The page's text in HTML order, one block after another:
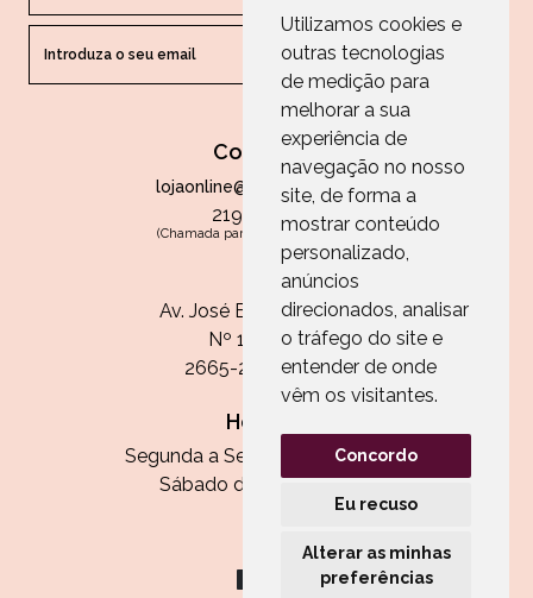
Utilizamos cookies e
outras tecnologias
de medição para
melhorar a sua
experiência de
navegação no nosso
site, de forma a
mostrar conteúdo
personalizado,
anúncios
direcionados, analisar
o tráfego do site e
entender de onde
vêm os visitantes.
Concordo
Eu recuso
Alterar as minhas
preferências
ENVIAR
Contactos
lojaonline@paperandarts.pt
219 862 836
(Chamada para a rede fixa nacional)
Loja
Av. José Batista Antunes
Nº 11, Loja 10
2665-236 Malveira
Horário:
Segunda a Sexta das 13h às 20h
Sábado das 9h30 às 13h